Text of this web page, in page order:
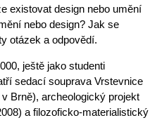
existovat design nebo umění
nebo design? Jak se
otázek a odpovědí.
ještě jako studenti
sedací souprava Vrstevnice
Brně), archeologický projekt
a filozoficko-materialistický